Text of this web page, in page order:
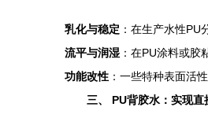
乳化与稳定 ：在生产水性
流平与润湿 ：在PU涂料或胶
功能改性 ：一些特种表面活
三、 PU背胶水：实现直